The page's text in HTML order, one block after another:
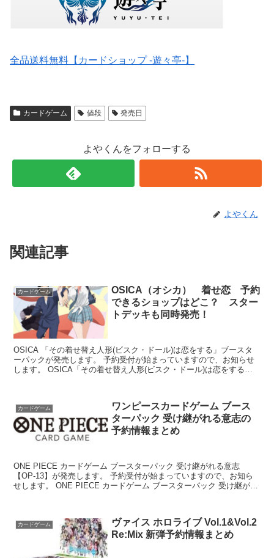
全品送料無料【カードショップ -遊々亭-】
カードゲーム 値段 発売日
よやくんをフォローする
よやくん
関連記事
カードゲーム
OSICA（オシカ） 着せ恋 予約
できるショップはどこ？ スター
トデッキも同時発売！
OSICA 「その着せ替え人形(ビスク・ドール)は恋をする」ブースタ
ーパックが発売します。 予約受付が始まっていますので、お知らせ
します。 OSICA「その着せ替え人形(ビスク・ドール)は恋をする」
カードゲーム
ワンピースカードゲーム ブース
ターパック 受け継がれる意志の
予約情報まとめ
ONE PIECE カードゲーム ブースターパック 受け継がれる意志
【OP-13】が発売します。 予約受付が始まっていますので、お知ら
せします。 ONE PIECE カードゲーム ブースターパック 受け継がれ
カードゲーム
ヴァイス ホロライブ Vol.1&Vol.2
Re:Mix 新弾予約情報まとめ